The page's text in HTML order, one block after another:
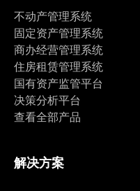
不动产管理系统
固定资产管理系统
商办经营管理系统
住房租赁管理系统
国有资产监管平台
决策分析平台
查看全部产品
解决方案